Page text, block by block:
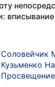
Соловейчик
Кузьменко